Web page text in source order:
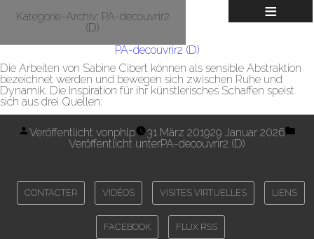
≡
Kategorie-Archiv: PA-decouvrir2
(D)
PA-decouvrir2 (D)
Die Arbeiten von Sabine Cibert können als sensible Abstraktion
bezeichnet werden und bewegen sich zwischen Ruhe und
Dynamik. Die Inspiration für ihr künstlerisches Schaffen speist
sich aus drei Quellen:
Veröffentlicht vonphlp 31 März 201929 Januar 2026
Veröffentlicht unterPA-decouvrir2 (D)
CONTACTER VIDÉOS VISITES VIRTUELLES LIENS
FACEBOOK FLUX RSS